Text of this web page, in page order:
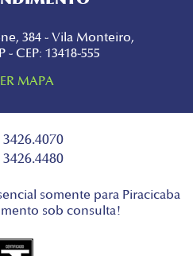
384 - Vila Monteiro,
- CEP: 13418-555
MAPA
3426.4070
3426.4480
somente para Piracicaba
sob consulta!